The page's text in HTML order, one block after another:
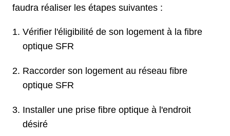
faudra réaliser les étapes suivantes :
Vérifier l'éligibilité de son logement à la fibre
optique SFR
Raccorder son logement au réseau fibre
optique SFR
Installer une prise fibre optique à l'endroit
désiré